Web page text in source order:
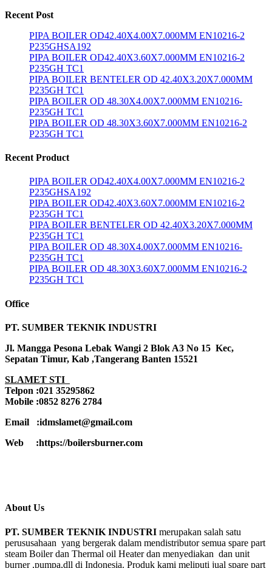
Recent Post
PIPA BOILER OD42.40X4.00X7.000MM EN10216-2
P235GHSA192
PIPA BOILER OD42.40X3.60X7.000MM EN10216-2
P235GH TC1
PIPA BOILER BENTELER OD 42.40X3.20X7.000MM
P235GH TC1
PIPA BOILER OD 48.30X4.00X7.000MM EN10216-
P235GH TC1
PIPA BOILER OD 48.30X3.60X7.000MM EN10216-2
P235GH TC1
Recent Product
PIPA BOILER OD42.40X4.00X7.000MM EN10216-2
P235GHSA192
PIPA BOILER OD42.40X3.60X7.000MM EN10216-2
P235GH TC1
PIPA BOILER BENTELER OD 42.40X3.20X7.000MM
P235GH TC1
PIPA BOILER OD 48.30X4.00X7.000MM EN10216-
P235GH TC1
PIPA BOILER OD 48.30X3.60X7.000MM EN10216-2
P235GH TC1
Office
PT. SUMBER TEKNIK INDUSTRI
Jl. Mangga Pesona Lebak Wangi 2 Blok A3 No 15 Kec,
Sepatan Timur, Kab ,Tangerang Banten 15521
SLAMET STI
Telpon :021 35295862
Mobile :0852 8276 2784
Email :idmslamet@gmail.com
Web :https://boilersburner.com
About Us
PT. SUMBER TEKNIK INDUSTRI merupakan salah satu
perususahaan yang bergerak dalam mendistributor semua spare part
steam Boiler dan Thermal oil Heater dan menyediakan dan unit
burner ,pumpa,dll di Indonesia. Produk kami meliputi jual spare part